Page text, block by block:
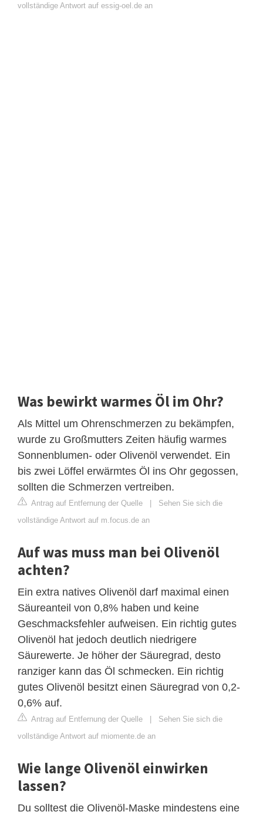
vollständige Antwort auf essig-oel.de an
Was bewirkt warmes Öl im Ohr?
Als Mittel um Ohrenschmerzen zu bekämpfen,
wurde zu Großmutters Zeiten häufig warmes
Sonnenblumen- oder Olivenöl verwendet. Ein
bis zwei Löffel erwärmtes Öl ins Ohr gegossen,
sollten die Schmerzen vertreiben.
Antrag auf Entfernung der Quelle | Sehen Sie sich die
vollständige Antwort auf m.focus.de an
Auf was muss man bei Olivenöl
achten?
Ein extra natives Olivenöl darf maximal einen
Säureanteil von 0,8% haben und keine
Geschmacksfehler aufweisen. Ein richtig gutes
Olivenöl hat jedoch deutlich niedrigere
Säurewerte. Je höher der Säuregrad, desto
ranziger kann das Öl schmecken. Ein richtig
gutes Olivenöl besitzt einen Säuregrad von 0,2-
0,6% auf.
Antrag auf Entfernung der Quelle | Sehen Sie sich die
vollständige Antwort auf miomente.de an
Wie lange Olivenöl einwirken
lassen?
Du solltest die Olivenöl-Maske mindestens eine